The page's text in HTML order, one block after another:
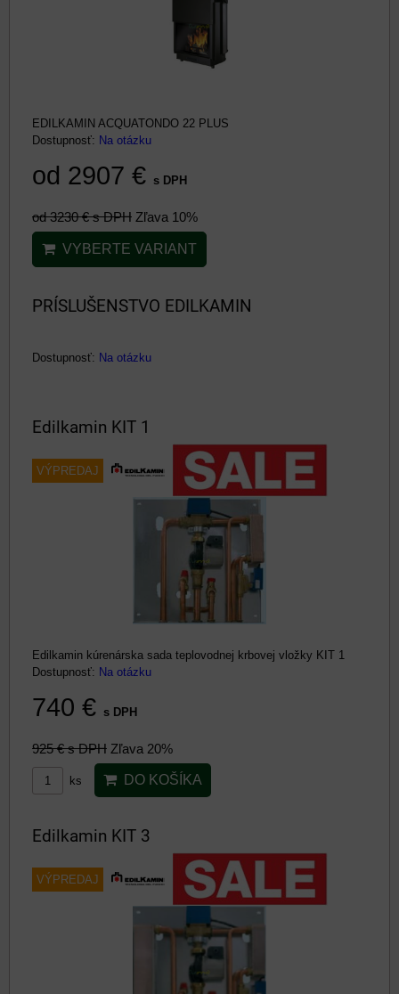
EDILKAMIN ACQUATONDO 22 PLUS
Dostupnosť: Na otázku
od 2907 € s DPH
od 3230 €s DPH Zľava 10%
VYBERTE VARIANT
PRÍSLUŠENSTVO EDILKAMIN
Dostupnosť: Na otázku
Edilkamin KIT 1
VÝPREDAJ
Edilkamin kúrenárska sada teplovodnej krbovej vložky KIT 1
Dostupnosť: Na otázku
740 € s DPH
925 €s DPH Zľava 20%
ks DO KOŠÍKA
Edilkamin KIT 3
VÝPREDAJ